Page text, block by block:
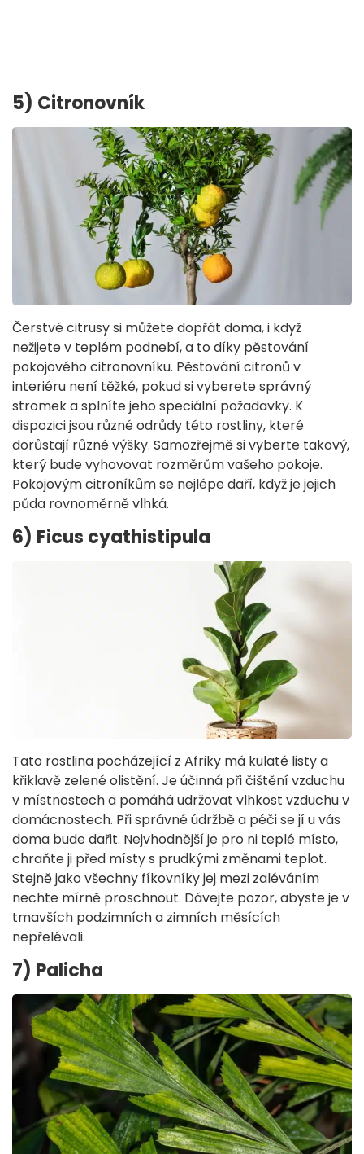
5) Citronovník
Čerstvé citrusy si můžete dopřát doma, i když
nežijete v teplém podnebí, a to díky pěstování
pokojového citronovníku. Pěstování citronů v
interiéru není těžké, pokud si vyberete správný
stromek a splníte jeho speciální požadavky. K
dispozici jsou různé odrůdy této rostliny, které
dorůstají různé výšky. Samozřejmě si vyberte takový,
který bude vyhovovat rozměrům vašeho pokoje.
Pokojovým citroníkům se nejlépe daří, když je jejich
půda rovnoměrně vlhká.
6) Ficus cyathistipula
Tato rostlina pocházející z Afriky má kulaté listy a
křiklavě zelené olistění. Je účinná při čištění vzduchu
v místnostech a pomáhá udržovat vlhkost vzduchu v
domácnostech. Při správné údržbě a péči se jí u vás
doma bude dařit. Nejvhodnější je pro ni teplé místo,
chraňte ji před místy s prudkými změnami teplot.
Stejně jako všechny fíkovníky jej mezi zaléváním
nechte mírně proschnout. Dávejte pozor, abyste je v
tmavších podzimních a zimních měsících
nepřelévali.
7) Palicha